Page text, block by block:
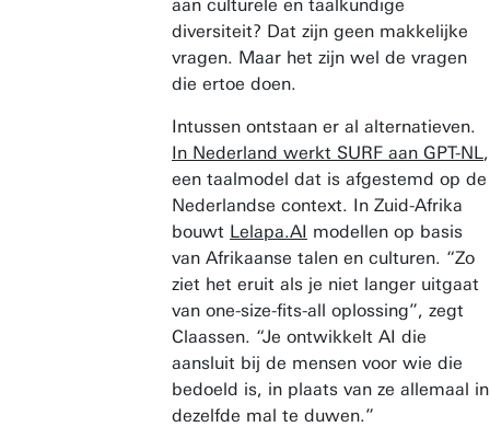
aan culturele en taalkundige
diversiteit? Dat zijn geen makkelijke
vragen. Maar het zijn wel de vragen
die ertoe doen.
Intussen ontstaan er al alternatieven.
In Nederland werkt SURF aan GPT-NL,
een taalmodel dat is afgestemd op de
Nederlandse context. In Zuid-Afrika
bouwt Lelapa.AI modellen op basis
van Afrikaanse talen en culturen. “Zo
ziet het eruit als je niet langer uitgaat
van one-size-fits-all oplossing”, zegt
Claassen. “Je ontwikkelt AI die
aansluit bij de mensen voor wie die
bedoeld is, in plaats van ze allemaal in
dezelfde mal te duwen.”